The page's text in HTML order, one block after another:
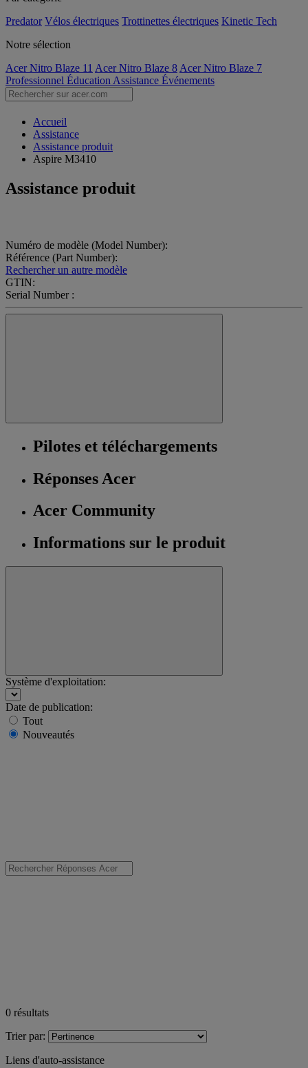
Predator Vélos électriques Trottinettes électriques Kinetic Tech
Notre sélection
Acer Nitro Blaze 11 Acer Nitro Blaze 8 Acer Nitro Blaze 7
Professionnel Éducation Assistance Événements
Accueil
Assistance
Assistance produit
Aspire M3410
Assistance produit
Numéro de modèle (Model Number):
Référence (Part Number):
Rechercher un autre modèle
GTIN:
Serial Number :
Pilotes et téléchargements
Réponses Acer
Acer Community
Informations sur le produit
Système d'exploitation:
Date de publication:
Tout
Nouveautés
0 résultats
Trier par:
Liens d'auto-assistance